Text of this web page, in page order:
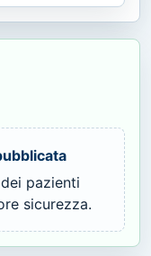
pazienti
sicurezza.